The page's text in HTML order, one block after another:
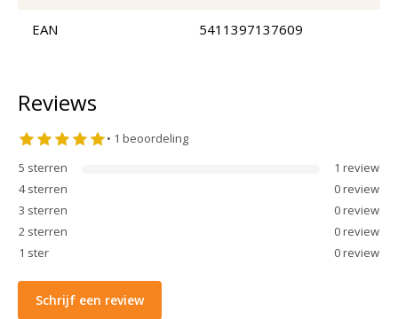
EAN 5411397137609
Reviews
• 1 beoordeling
5 sterren 1 review
4 sterren 0review
3 sterren 0review
2 sterren 0review
1 ster 0review
Schrijf een review